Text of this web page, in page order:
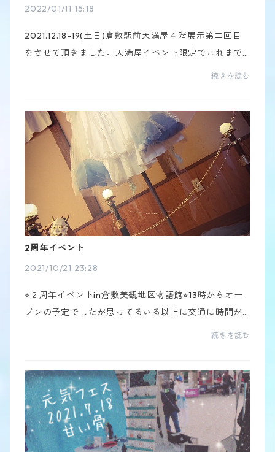
2022/01/11 15:18
2021.12.18-19(土日)倉敷駅前天満屋４階展示第二回目
をさせて頂きました。天満屋イベント限定でこれまで
の作品の受注製作の受付をしました。たくさんの方が
続きを読む
2周年イベント
2021/10/21 23:28
⭐︎２周年イベントin倉敷美観地区物語館⭐︎13時からオー
プンの予定でしたが思ってるいる以上に交通に時間が
かかり14時過ぎまで準備がかかってしまい沢山の方を
続きを読む